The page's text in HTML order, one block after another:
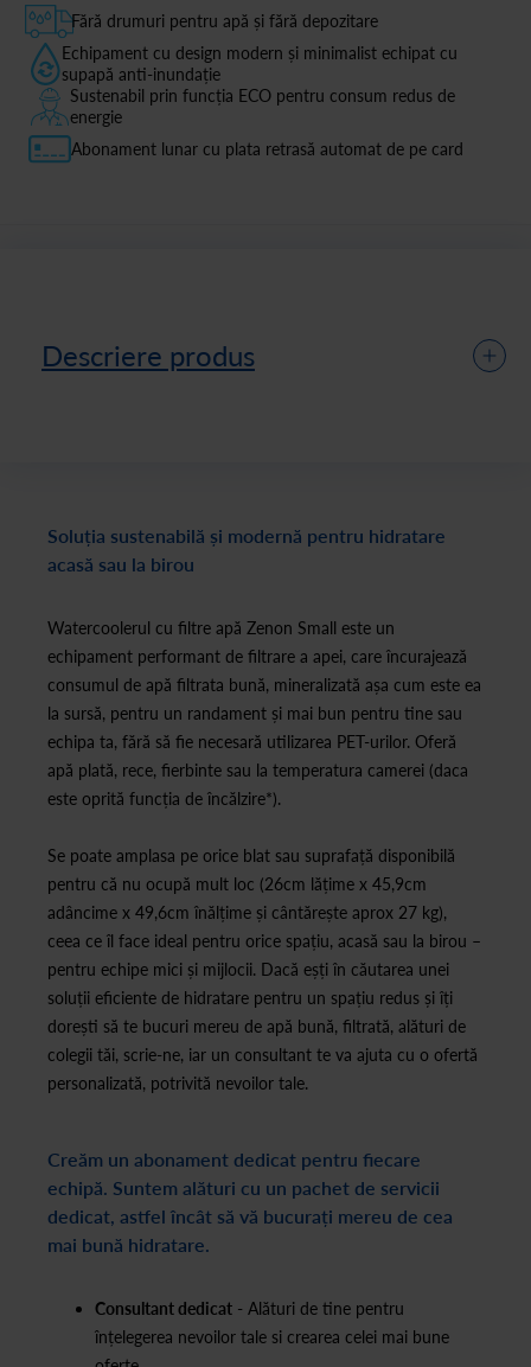
Fără drumuri pentru apă și fără depozitare
Echipament cu design modern și minimalist echipat cu
supapă anti-inundație
Sustenabil prin funcția ECO pentru consum redus de
energie
Abonament lunar cu plata retrasă automat de pe card
Descriere produs
Soluția sustenabilă și modernă pentru hidratare
acasă sau la birou
Watercoolerul cu filtre apă Zenon Small este un
echipament performant de filtrare a apei, care încurajează
consumul de apă filtrata bună, mineralizată așa cum este ea
la sursă, pentru un randament și mai bun pentru tine sau
echipa ta, fără să fie necesară utilizarea PET-urilor. Oferă
apă plată, rece, fierbinte sau la temperatura camerei (daca
este oprită funcția de încălzire*).
Se poate amplasa pe orice blat sau suprafață disponibilă
pentru că nu ocupă mult loc (26cm lățime x 45,9cm
adâncime x 49,6cm înălțime și cântărește aprox 27 kg),
ceea ce îl face ideal pentru orice spațiu, acasă sau la birou –
pentru echipe mici și mijlocii. Dacă eșți în căutarea unei
soluții eficiente de hidratare pentru un spațiu redus și îți
dorești să te bucuri mereu de apă bună, filtrată, alături de
colegii tăi, scrie-ne, iar un consultant te va ajuta cu o ofertă
personalizată, potrivită nevoilor tale.
Creăm un abonament dedicat pentru fiecare
echipă. Suntem alături cu un pachet de servicii
dedicat, astfel încât să vă bucurați mereu de cea
mai bună hidratare.
Consultant dedicat - Alături de tine pentru
înțelegerea nevoilor tale si crearea celei mai bune